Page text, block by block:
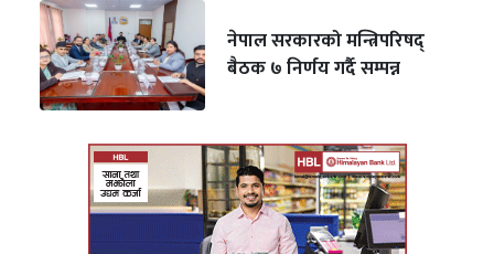
नेपाल सरकारको मन्त्रिपरिषद्
बैठक ७ निर्णय गर्दै सम्पन्न